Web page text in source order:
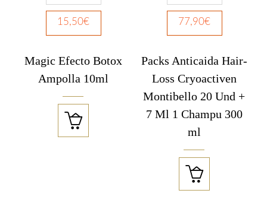
15,50€
Magic Efecto Botox
Ampolla 10ml

77,90€
Packs Anticaida Hair-
Loss Cryoactiven
Montibello 20 Und +
7 Ml 1 Champu 300
ml
